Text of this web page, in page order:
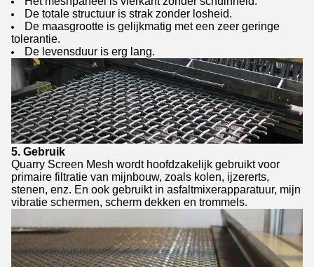
De totale structuur is strak zonder losheid.
De maasgrootte is gelijkmatig met een zeer geringe
tolerantie.
De levensduur is erg lang.
5. Gebruik
Quarry Screen Mesh wordt hoofdzakelijk gebruikt voor
primaire filtratie van mijnbouw, zoals kolen, ijzererts,
stenen, enz. En ook gebruikt in asfaltmixerapparatuur, mijn
vibratie schermen, scherm dekken en trommels.